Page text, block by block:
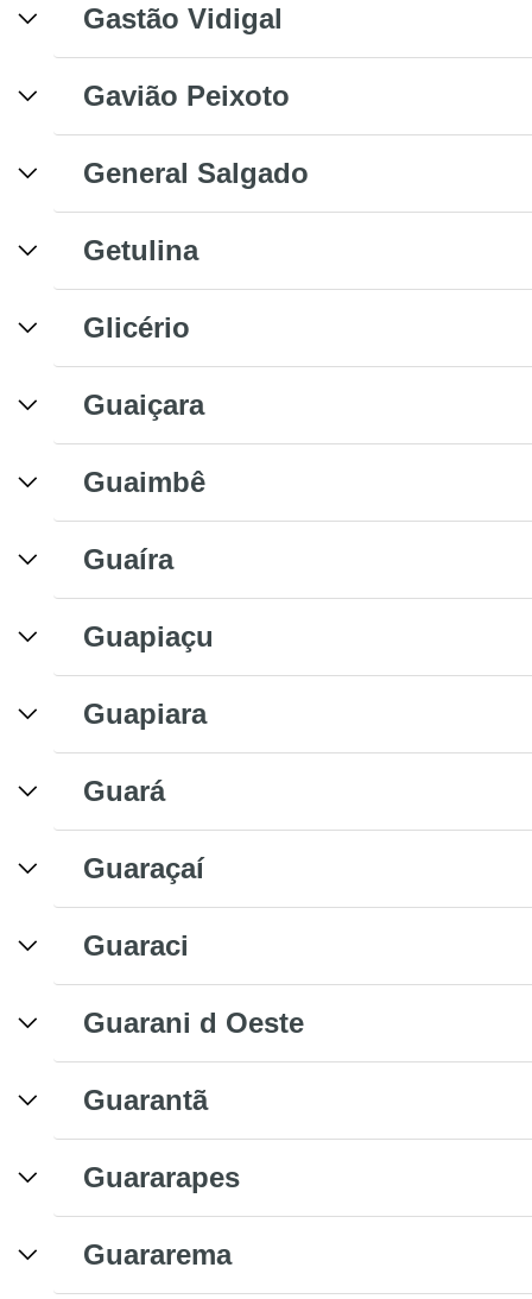
Gastão Vidigal
Gavião Peixoto
General Salgado
Getulina
Glicério
Guaiçara
Guaimbê
Guaíra
Guapiaçu
Guapiara
Guará
Guaraçaí
Guaraci
Guarani d Oeste
Guarantã
Guararapes
Guararema